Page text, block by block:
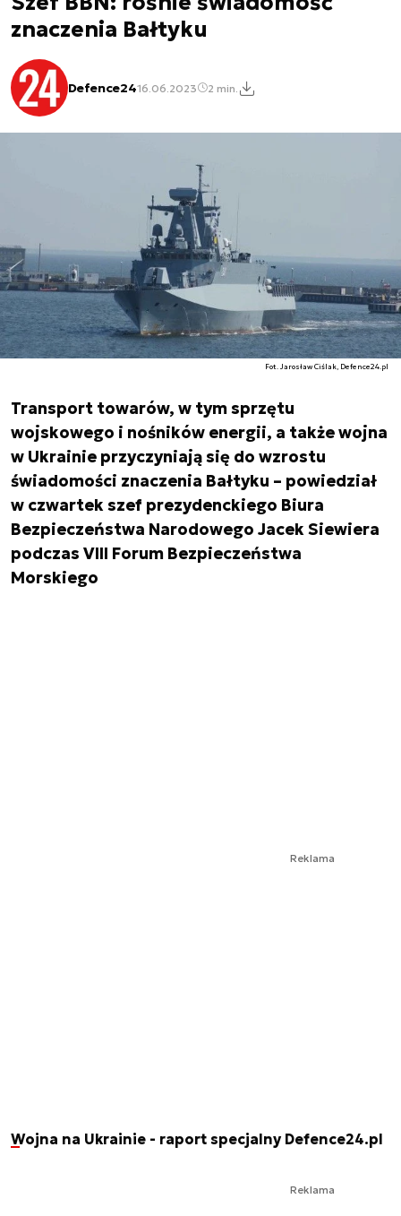
znaczenia Bałtyku
Defence2416.06.2023 2 min.
Fot. Jarosław Ciślak, Defence24.pl
Transport towarów, w tym sprzętu
wojskowego i nośników energii, a także wojna
w Ukrainie przyczyniają się do wzrostu
świadomości znaczenia Bałtyku – powiedział
w czwartek szef prezydenckiego Biura
Bezpieczeństwa Narodowego Jacek Siewiera
podczas VIII Forum Bezpieczeństwa
Morskiego
Reklama
Wojna na Ukrainie - raport specjalny Defence24.pl
Reklama